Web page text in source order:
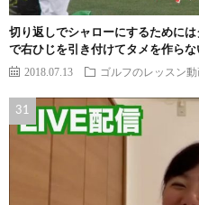
切り返しでシャローにするために
で右ひじを引き付けてタメを作らな
2018.07.13 ゴルフのレッスン動